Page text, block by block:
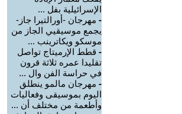
الإسرائيلية بفل ...
- مهرجان -أورالتيرا جاز-
يجمع موسيقيي الجاز من
موسكو ويكاترينب ...
- قطط الإرميتاج تواصل
تقليدا عمره ثلاثة قرون
في حراسة الفن وال ...
- مهرجان مالمو ينطلق
اليوم بموسيقى وفعاليات
وأطعمة من مختلف أن ...